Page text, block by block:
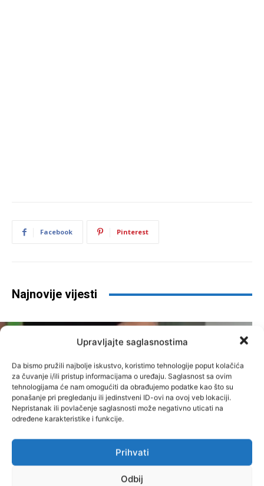
Upravljajte saglasnostima
Da bismo pružili najbolje iskustvo, koristimo tehnologije poput kolačića
za čuvanje i/ili pristup informacijama o uređaju. Saglasnost sa ovim
tehnologijama će nam omogućiti da obrađujemo podatke kao što su
ponašanje pri pregledanju ili jedinstveni ID-ovi na ovoj veb lokaciji.
Nepristanak ili povlačenje saglasnosti može negativno uticati na
određene karakteristike i funkcije.
Prihvati
Odbij
Facebook Pinterest
Najnovije vijesti
CIK BiH ovjerio liste za
kompenzacijske mandate:
uvedene i nove sigurnosne mjere